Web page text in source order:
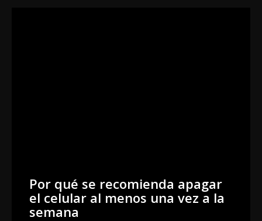
Por qué se recomienda apagar
el celular al menos una vez a la
semana